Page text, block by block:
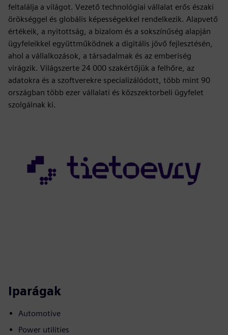
feltalálja a világot. Vezető technológiai vállalat erős északi
örökséggel és globális képességekkel rendelkezik. Alapvető
értékeik, a nyitottság, a bizalom és a sokszínűség alapján
ügyfeleikkel együttműködnek a digitális jövő fejlesztésén,
ahol a vállalkozások, a társadalmak és az emberiség
virágzik. Világszerte 24 000 szakértőjük a felhőre, az
adatokra és a szoftverekre specializálódott, több mint 90
országban több ezer vállalati és közszektorbeli ügyfelet
szolgálnak ki.
Iparágak
Automotive
Power utilities